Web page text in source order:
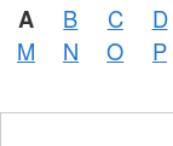
A B C D
M
N O P